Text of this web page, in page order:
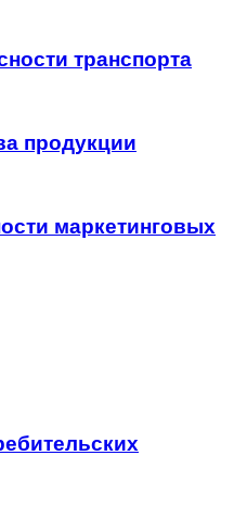
транспорта
продукции
маркетинговых